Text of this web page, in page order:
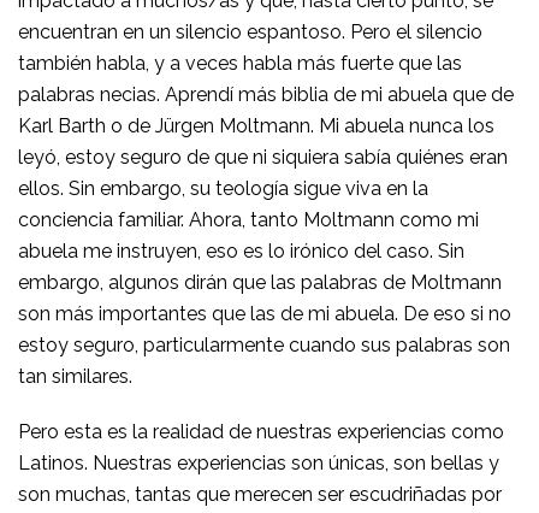
encuentran en un silencio espantoso. Pero el silencio
también habla, y a veces habla más fuerte que las
palabras necias. Aprendí más biblia de mi abuela que de
Karl Barth o de Jürgen Moltmann. Mi abuela nunca los
leyó, estoy seguro de que ni siquiera sabía quiénes eran
ellos. Sin embargo, su teología sigue viva en la
conciencia familiar. Ahora, tanto Moltmann como mi
abuela me instruyen, eso es lo irónico del caso. Sin
embargo, algunos dirán que las palabras de Moltmann
son más importantes que las de mi abuela. De eso si no
estoy seguro, particularmente cuando sus palabras son
tan similares.
Pero esta es la realidad de nuestras experiencias como
Latinos. Nuestras experiencias son únicas, son bellas y
son muchas, tantas que merecen ser escudriñadas por